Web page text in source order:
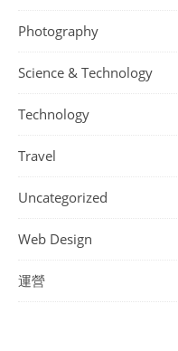
Photography
Science & Technology
Technology
Travel
Uncategorized
Web Design
運營